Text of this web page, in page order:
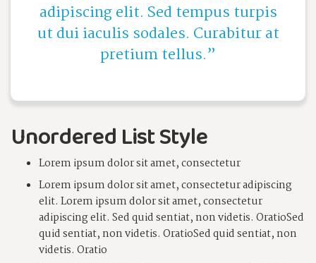
adipiscing elit. Sed tempus turpis
ut dui iaculis sodales. Curabitur at
pretium tellus.
Unordered List Style
Lorem ipsum dolor sit amet, consectetur
Lorem ipsum dolor sit amet, consectetur adipiscing
elit. Lorem ipsum dolor sit amet, consectetur
adipiscing elit. Sed quid sentiat, non videtis. OratioSed
quid sentiat, non videtis. OratioSed quid sentiat, non
videtis. Oratio